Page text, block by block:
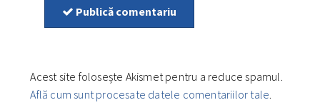
Publică comentariu
Acest site folosește Akismet pentru a reduce spamul.
Află cum sunt procesate datele comentariilor tale.